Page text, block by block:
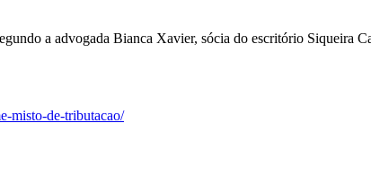
a advogada Bianca Xavier, sócia do escritório Siqueira
misto-de-tributacao/